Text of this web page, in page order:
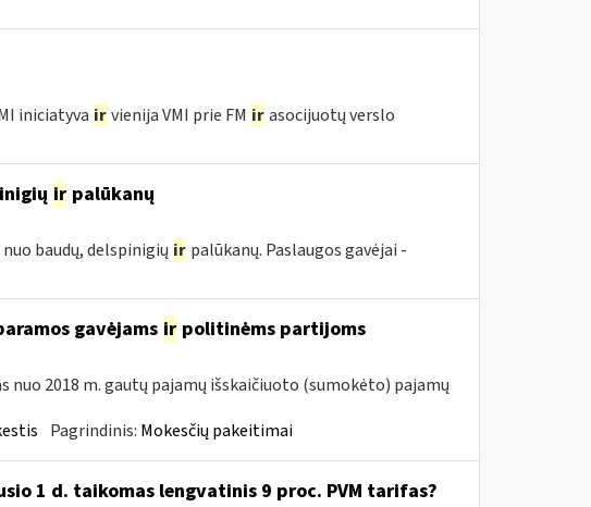
iniciatyva ir vienija VMI prie FM ir asocijuotų verslo
irpalūkanų
baudų, delspinigių ir palūkanų. Paslaugos gavėjai -
gavėjams irpolitinėms partijoms
2018 m. gautų pajamų išskaičiuoto (sumokėto) pajamų
Pagrindinis: Mokesčių pakeitimai
1 d. taikomas lengvatinis 9 proc. PVM tarifas?